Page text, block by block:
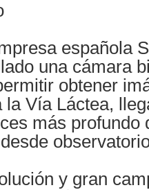
española
una cámara
obtener
Vía Láctea,
más profundo
y gran